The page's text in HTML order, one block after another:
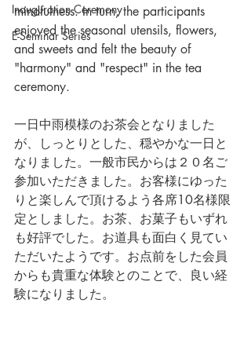
Inauguration Ceremony
E-Seminar Series
mindfulness. In turn, the participants
enjoyed the seasonal utensils, flowers,
and sweets and felt the beauty of
"harmony" and "respect" in the tea
ceremony.
一日中雨模様のお茶会となりました
が、しっとりとした、穏やかな一日と
なりました。一般市民からは２０名ご
参加いただきました。お客様にゆった
りと楽しんで頂けるよう各席10名様限
定としました。お茶、お菓子もいずれ
も好評でした。お道具も面白く見てい
ただいたようです。お点前をした会員
からも貴重な体験とのことで、良い経
験になりました。